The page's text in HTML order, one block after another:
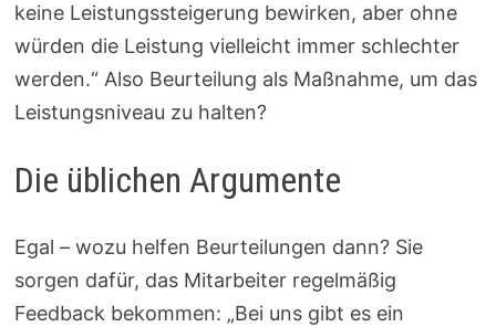
keine Leistungssteigerung bewirken, aber ohne
würden die Leistung vielleicht immer schlechter
werden.“ Also Beurteilung als Maßnahme, um das
Leistungsniveau zu halten?
Die üblichen Argumente
Egal – wozu helfen Beurteilungen dann? Sie
sorgen dafür, das Mitarbeiter regelmäßig
Feedback bekommen: „Bei uns gibt es ein